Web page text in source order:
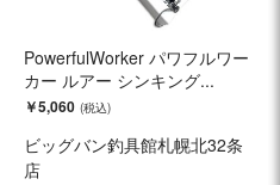
PowerfulWorker パワフルワー
カー ルアー シンキング...
￥5,060
ビッグバン釣具館札幌北32条
店